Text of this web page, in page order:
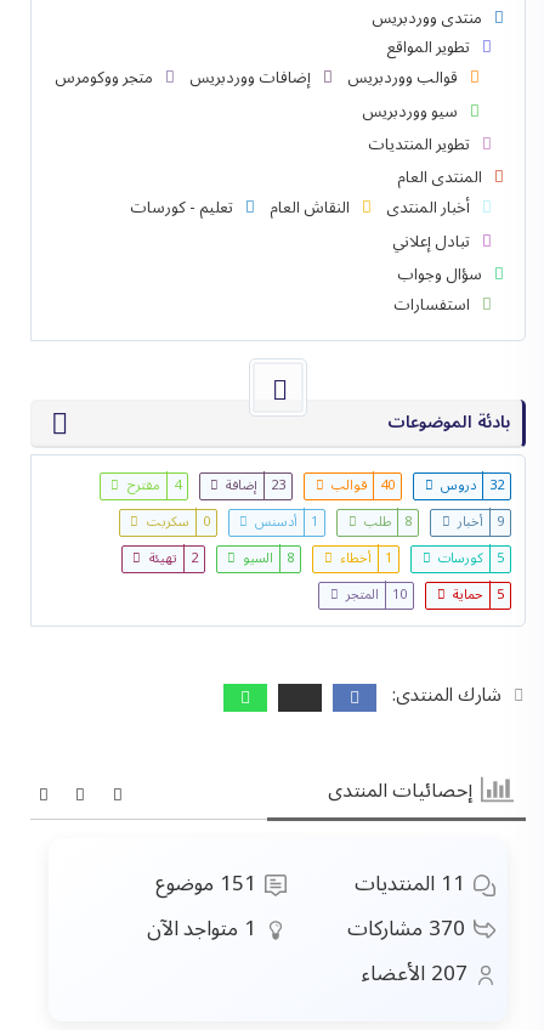
منتدى ووردبريس
تطوير المواقع
قوالب ووردبريس
إضافات ووردبريس
متجر ووكومرس
سيو ووردبريس
تطوير المنتديات
المنتدى العام
أخبار المنتدى
النقاش العام
تعليم - كورسات
تبادل إعلاني
سؤال وجواب
استفسارات
بادئة الموضوعات
32 دروس 40 قوالب 23 إضافة 4 مقترح
9 أخبار 8 طلب 1 أدسنس 0 سكربت
5 كورسات 1 أخطاء 8 السيو 2 تهيئة
5 حماية 10 المتجر
شارك المنتدى:
إحصائيات المنتدى
11 المنتديات 151 موضوع
370مشاركات 1 متواجد الآن
207الأعضاء